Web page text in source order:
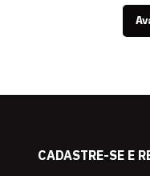
CADASTRE-SE E